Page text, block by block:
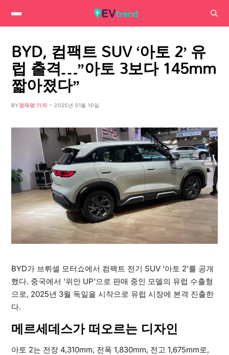
BYD, 컴팩트 SUV ‘아토 2’ 유
럽 출격…”아토 3보다 145mm
짧아졌다”
BY 정재영 기자 2025년 01월 10일
BYD가 브뤼셀 모터쇼에서 컴팩트 전기 SUV ‘아토 2’를 공개
했다. 중국에서 ‘위안 UP’으로 판매 중인 모델의 유럽 수출형
으로, 2025년 3월 독일을 시작으로 유럽 시장에 본격 진출한
다.
메르세데스가 떠오르는 디자인
아토 2는 전장 4,310mm, 전폭 1,830mm, 전고 1,675mm로,